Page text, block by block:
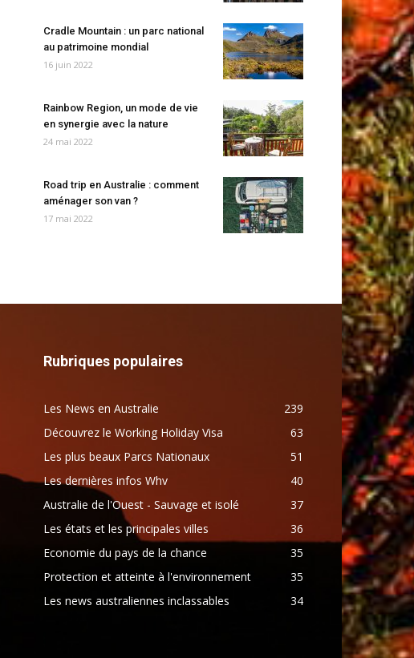
Cradle Mountain : un parc national
au patrimoine mondial
16 juin 2022
Rainbow Region, un mode de vie
en synergie avec la nature
24 mai 2022
Road trip en Australie : comment
aménager son van ?
17 mai 2022
Rubriques populaires
Les News en Australie
239
Découvrez le Working Holiday Visa
63
Les plus beaux Parcs Nationaux
51
Les dernières infos Whv
40
Australie de l'Ouest - Sauvage et isolé
37
Les états et les principales villes
36
Economie du pays de la chance
35
Protection et atteinte à l'environnement
35
Les news australiennes inclassables
34